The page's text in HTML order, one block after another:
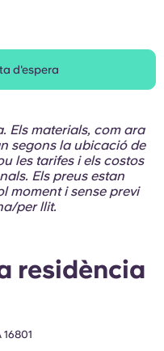
residència
d'espera
Els materials, com ara
segons la ubicació de
les tarifes i els costos
Els preus estan
moment i sense previ
per llit.